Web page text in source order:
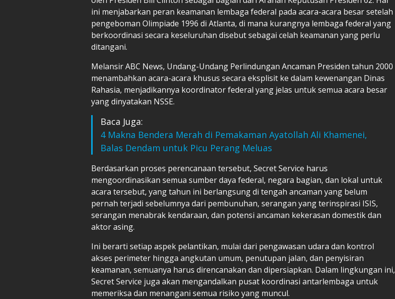
ini menjabarkan peran keamanan lembaga federal pada acara-acara besar setelah
pengeboman Olimpiade 1996 di Atlanta, di mana kurangnya lembaga federal yang
berkoordinasi secara keseluruhan disebut sebagai celah keamanan yang perlu
ditangani.
Melansir ABC News, Undang-Undang Perlindungan Ancaman Presiden tahun 2000
menambahkan acara-acara khusus secara eksplisit ke dalam kewenangan Dinas
Rahasia, menjadikannya koordinator federal yang jelas untuk semua acara besar
yang dinyatakan NSSE.
Baca Juga:
4 Makna Bendera Merah di Pemakaman Ayatollah Ali Khamenei,
Balas Dendam untuk Picu Perang Meluas
Berdasarkan proses perencanaan tersebut, Secret Service harus
mengoordinasikan semua sumber daya federal, negara bagian, dan lokal untuk
acara tersebut, yang tahun ini berlangsung di tengah ancaman yang belum
pernah terjadi sebelumnya dari pembunuhan, serangan yang terinspirasi ISIS,
serangan menabrak kendaraan, dan potensi ancaman kekerasan domestik dan
aktor asing.
Ini berarti setiap aspek pelantikan, mulai dari pengawasan udara dan kontrol
akses perimeter hingga angkutan umum, penutupan jalan, dan penyisiran
keamanan, semuanya harus direncanakan dan dipersiapkan. Dalam lingkungan ini,
Secret Service juga akan mengandalkan pusat koordinasi antarlembaga untuk
memeriksa dan menangani semua risiko yang muncul.